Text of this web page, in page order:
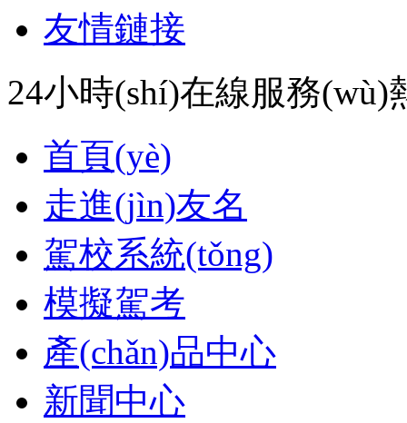
友情鏈接
24小時(shí)在線服務(wù)
首頁(yè)
走進(jìn)友名
駕校系統(tǒng)
模擬駕考
產(chǎn)品中心
新聞中心